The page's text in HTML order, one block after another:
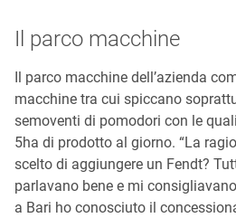
Il parco macchine
Il parco macchine dell’azienda
macchine tra cui spiccano
semoventi di pomodori con le
5ha di prodotto al giorno. “La
scelto di aggiungere un Fendt?
parlavano bene e mi
a Bari ho conosciuto il